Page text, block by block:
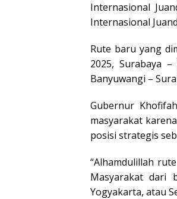
Internasional
Internasional
Rute baru yang
2025, Surabaya
Banyuwangi –
Gubernur
masyarakat
posisi strategis
“Alhamdulillah
Masyarakat dari
Yogyakarta, atau